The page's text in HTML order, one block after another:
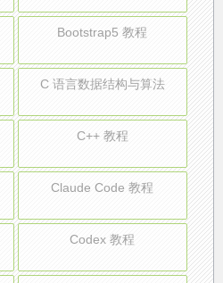
Bootstrap5 教程
C 语言数据结构与算法
C++ 教程
Claude Code 教程
Codex 教程